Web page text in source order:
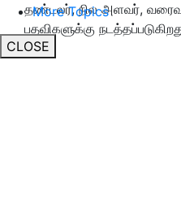
More Topics
CLOSE
தண்டலர், நில அளவர்,
பதவிகளுக்கு